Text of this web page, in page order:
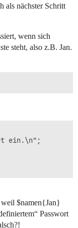
als nächster Schritt
wenn sich
steht, also z.B. Jan.
ein.\n";
$namen{Jan}
Passwort